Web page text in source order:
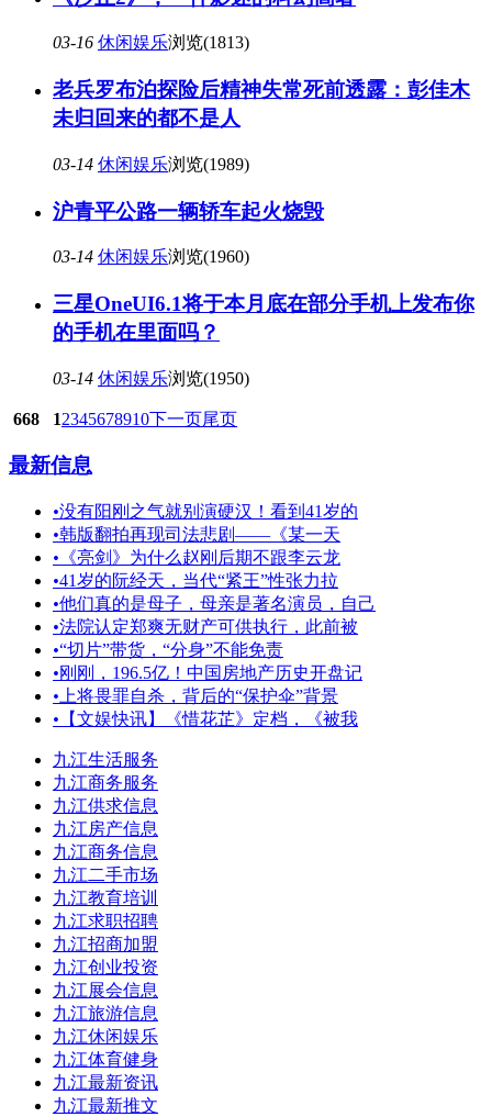
03-16 休闲娱乐浏览(1813)
老兵罗布泊探险后精神失常死前透露：彭佳木
未归回来的都不是人
03-14 休闲娱乐浏览(1989)
沪青平公路一辆轿车起火烧毁
03-14 休闲娱乐浏览(1960)
三星OneUI6.1将于本月底在部分手机上发布你
的手机在里面吗？
03-14 休闲娱乐浏览(1950)
668 12345678910下一页尾页
最新信息
•没有阳刚之气就别演硬汉！看到41岁的
•韩版翻拍再现司法悲剧——《某一天
• 《亮剑》为什么赵刚后期不跟李云龙
•41岁的阮经天，当代“紧王”性张力拉
•他们真的是母子，母亲是著名演员，自己
•法院认定郑爽无财产可供执行，此前被
•“切片”带货，“分身”不能免责
•刚刚，196.5亿！中国房地产历史开盘记
• 上将畏罪自杀，背后的“保护伞”背景
• 【文娱快讯】《惜花芷》定档，《被我
九江生活服务
九江商务服务
九江供求信息
九江房产信息
九江商务信息
九江二手市场
九江教育培训
九江求职招聘
九江招商加盟
九江创业投资
九江展会信息
九江旅游信息
九江休闲娱乐
九江体育健身
九江最新资讯
九江最新推文